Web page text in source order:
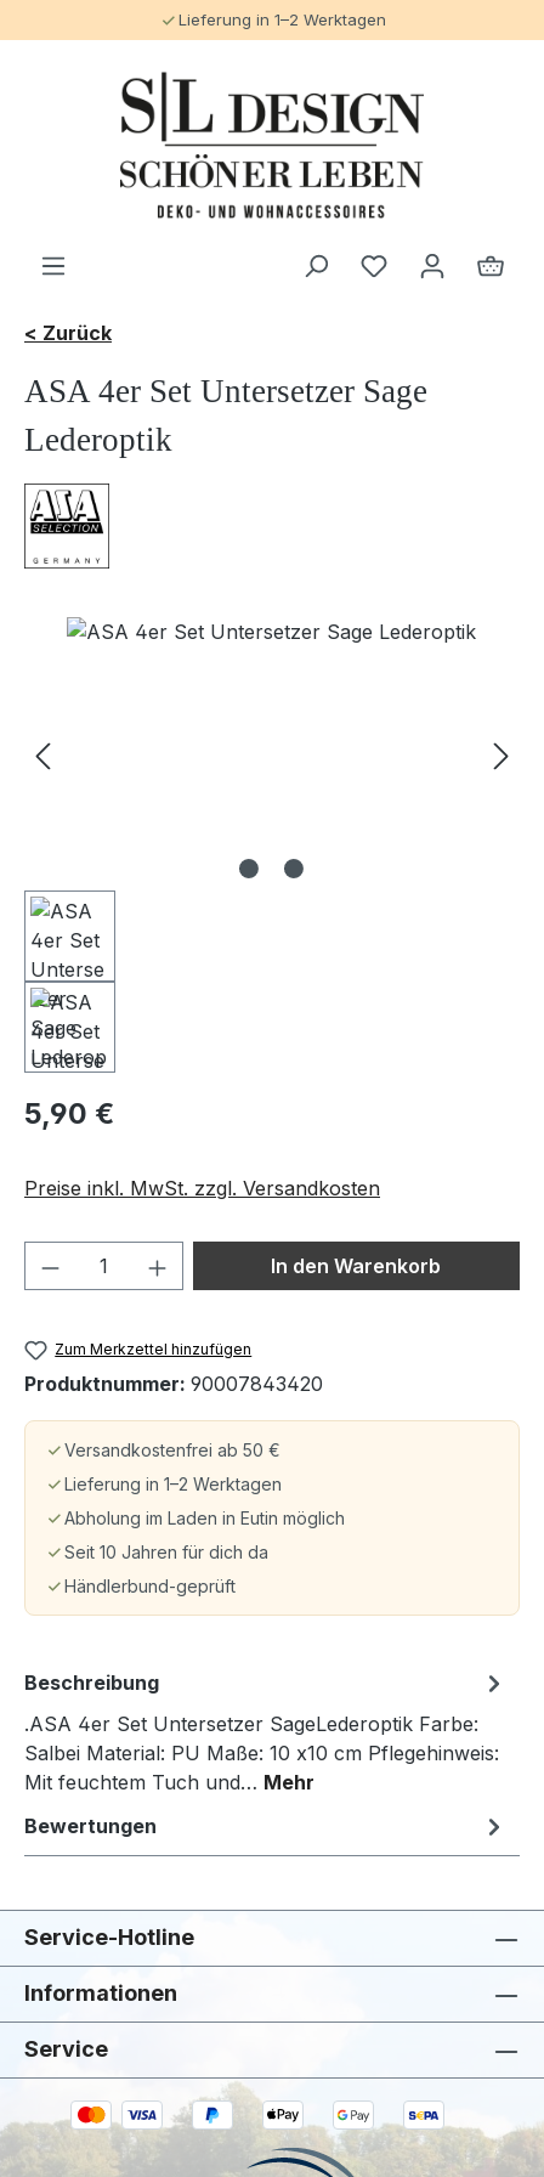
Lieferung in 1–2 Werktagen
< Zurück
ASA 4er Set Untersetzer Sage
Lederoptik
Bildergalerie überspringen
5,90 €
Preise inkl. MwSt. zzgl. Versandkosten
Produkt Anzahl: Gib denIn den Warenkorb
Zum Merkzettel hinzufügen
Produktnummer: 90007843420
Versandkostenfrei ab 50 €
Lieferung in 1–2 Werktagen
Abholung im Laden in Eutin möglich
Seit 10 Jahren für dich da
Händlerbund-geprüft
Beschreibung
.ASA 4er Set Untersetzer SageLederoptik Farbe:
Salbei Material: PU Maße: 10 x10 cm Pflegehinweis:
Mit feuchtem Tuch und… Mehr
Bewertungen
Service-Hotline
Informationen
Service